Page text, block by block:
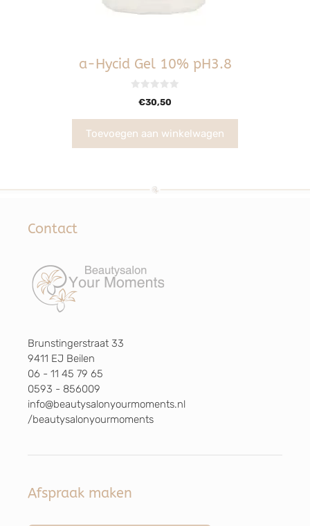
a-Hycid Gel 10% pH3.8
n
5
€30,50
Toevoegen aan winkelwagen
Contact
Brunstingerstraat 33
9411 EJ Beilen
06 - 11 45 79 65
0593 - 856009
info@beautysalonyourmoments.nl
/beautysalonyourmoments
Afspraak maken